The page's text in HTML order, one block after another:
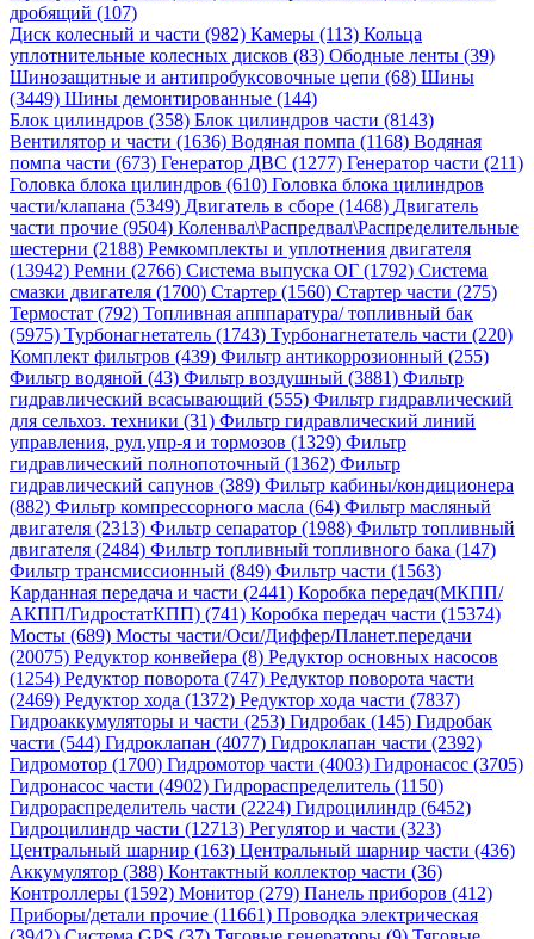
дробящий (107)
Диск колесный и части (982) Камеры (113) Кольца
уплотнительные колесных дисков (83) Ободные ленты (39)
Шинозащитные и антипробуксовочные цепи (68) Шины
(3449) Шины демонтированные (144)
Блок цилиндров (358) Блок цилиндров части (8143)
Вентилятор и части (1636) Водяная помпа (1168) Водяная
помпа части (673) Генератор ДВС (1277) Генератор части (211)
Головка блока цилиндров (610) Головка блока цилиндров
части/клапана (5349) Двигатель в сборе (1468) Двигатель
части прочие (9504) Коленвал\Распредвал\Распределительные
шестерни (2188) Ремкомплекты и уплотнения двигателя
(13942) Ремни (2766) Система выпуска ОГ (1792) Система
смазки двигателя (1700) Стартер (1560) Стартер части (275)
Термостат (792) Топливная апппаратура/ топливный бак
(5975) Турбонагнетатель (1743) Турбонагнетатель части (220)
Комплект фильтров (439) Фильтр антикоррозионный (255)
Фильтр водяной (43) Фильтр воздушный (3881) Фильтр
гидравлический всасывающий (555) Фильтр гидравлический
для сельхоз. техники (31) Фильтр гидравлический линий
управления, рул.упр-я и тормозов (1329) Фильтр
гидравлический полнопоточный (1362) Фильтр
гидравлический сапунов (389) Фильтр кабины/кондиционера
(882) Фильтр компрессорного масла (64) Фильтр масляный
двигателя (2313) Фильтр сепаратор (1988) Фильтр топливный
двигателя (2484) Фильтр топливный топливного бака (147)
Фильтр трансмиссионный (849) Фильтр части (1563)
Карданная передача и части (2441) Коробка передач(МКПП/
АКПП/ГидростатКПП) (741) Коробка передач части (15374)
Мосты (689) Мосты части/Оси/Диффер/Планет.передачи
(20075) Редуктор конвейера (8) Редуктор основных насосов
(1254) Редуктор поворота (747) Редуктор поворота части
(2469) Редуктор хода (1372) Редуктор хода части (7837)
Гидроаккумуляторы и части (253) Гидробак (145) Гидробак
части (544) Гидроклапан (4077) Гидроклапан части (2392)
Гидромотор (1700) Гидромотор части (4003) Гидронасос (3705)
Гидронасос части (4902) Гидрораспределитель (1150)
Гидрораспределитель части (2224) Гидроцилиндр (6452)
Гидроцилиндр части (12713) Регулятор и части (323)
Центральный шарнир (163) Центральный шарнир части (436)
Аккумулятор (388) Контактный коллектор части (36)
Контроллеры (1592) Монитор (279) Панель приборов (412)
Приборы/детали прочие (11661) Проводка электрическая